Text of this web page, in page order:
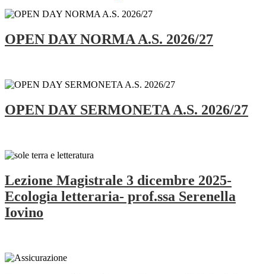
OPEN DAY NORMA A.S. 2026/27
OPEN DAY SERMONETA A.S. 2026/27
Lezione Magistrale 3 dicembre 2025-
Ecologia letteraria- prof.ssa Serenella
Iovino